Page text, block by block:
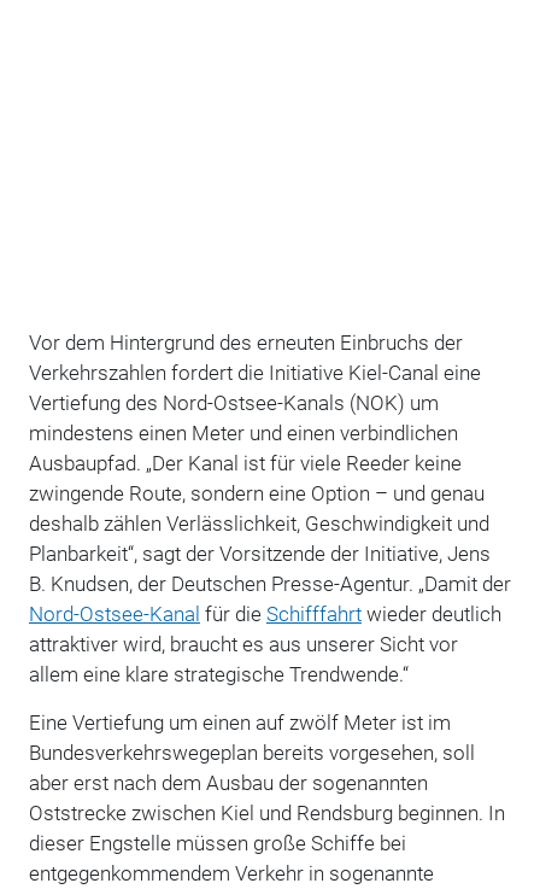
Vor dem Hintergrund des erneuten Einbruchs der
Verkehrszahlen fordert die Initiative Kiel-Canal eine
Vertiefung des Nord-Ostsee-Kanals (NOK) um
mindestens einen Meter und einen verbindlichen
Ausbaupfad. „Der Kanal ist für viele Reeder keine
zwingende Route, sondern eine Option – und genau
deshalb zählen Verlässlichkeit, Geschwindigkeit und
Planbarkeit“, sagt der Vorsitzende der Initiative, Jens
B. Knudsen, der Deutschen Presse-Agentur. „Damit der
Nord-Ostsee-Kanal für die Schifffahrtwieder deutlich
attraktiver wird, braucht es aus unserer Sicht vor
allem eine klare strategische Trendwende.“
Eine Vertiefung um einen auf zwölf Meter ist im
Bundesverkehrswegeplan bereits vorgesehen, soll
aber erst nach dem Ausbau der sogenannten
Oststrecke zwischen Kiel und Rendsburg beginnen. In
dieser Engstelle müssen große Schiffe bei
entgegenkommendem Verkehr in sogenannte